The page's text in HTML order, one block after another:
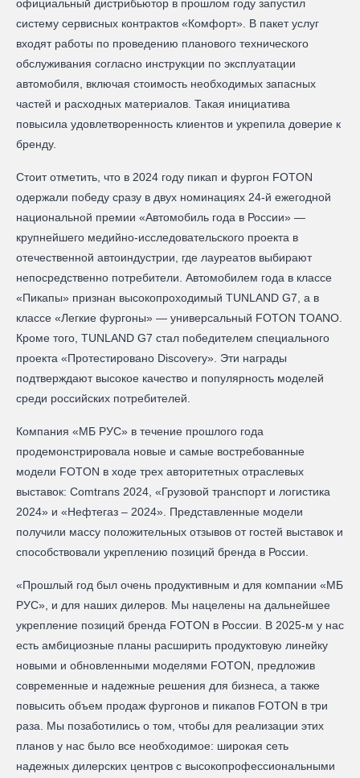
официальный дистрибьютор в прошлом году запустил
систему сервисных контрактов «Комфорт». В пакет услуг
входят работы по проведению планового технического
обслуживания согласно инструкции по эксплуатации
автомобиля, включая стоимость необходимых запасных
частей и расходных материалов. Такая инициатива
повысила удовлетворенность клиентов и укрепила доверие к
бренду.
Стоит отметить, что в 2024 году пикап и фургон FOTON
одержали победу сразу в двух номинациях 24-й ежегодной
национальной премии «Автомобиль года в России» —
крупнейшего медийно-исследовательского проекта в
отечественной автоиндустрии, где лауреатов выбирают
непосредственно потребители. Автомобилем года в классе
«Пикапы» признан высокопроходимый TUNLAND G7, а в
классе «Легкие фургоны» — универсальный FOTON TOANO.
Кроме того, TUNLAND G7 стал победителем специального
проекта «Протестировано Discovery». Эти награды
подтверждают высокое качество и популярность моделей
среди российских потребителей.
Компания «МБ РУС» в течение прошлого года
продемонстрировала новые и самые востребованные
модели FOTON в ходе трех авторитетных отраслевых
выставок: Comtrans 2024, «Грузовой транспорт и логистика
2024» и «Нефтегаз – 2024». Представленные модели
получили массу положительных отзывов от гостей выставок и
способствовали укреплению позиций бренда в России.
«Прошлый год был очень продуктивным и для компании «МБ
РУС», и для наших дилеров. Мы нацелены на дальнейшее
укрепление позиций бренда FOTON в России. В 2025-м у нас
есть амбициозные планы расширить продуктовую линейку
новыми и обновленными моделями FOTON, предложив
современные и надежные решения для бизнеса, а также
повысить объем продаж фургонов и пикапов FOTON в три
раза. Мы позаботились о том, чтобы для реализации этих
планов у нас было все необходимое: широкая сеть
надежных дилерских центров с высокопрофессиональными